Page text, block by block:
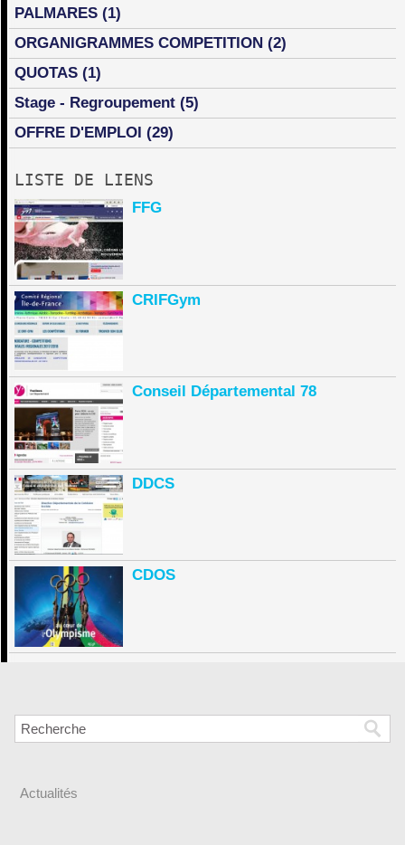
PALMARES (1)
ORGANIGRAMMES COMPETITION (2)
QUOTAS (1)
Stage - Regroupement (5)
OFFRE D'EMPLOI (29)
LISTE DE LIENS
FFG
CRIFGym
Conseil Départemental 78
DDCS
CDOS
Actualités